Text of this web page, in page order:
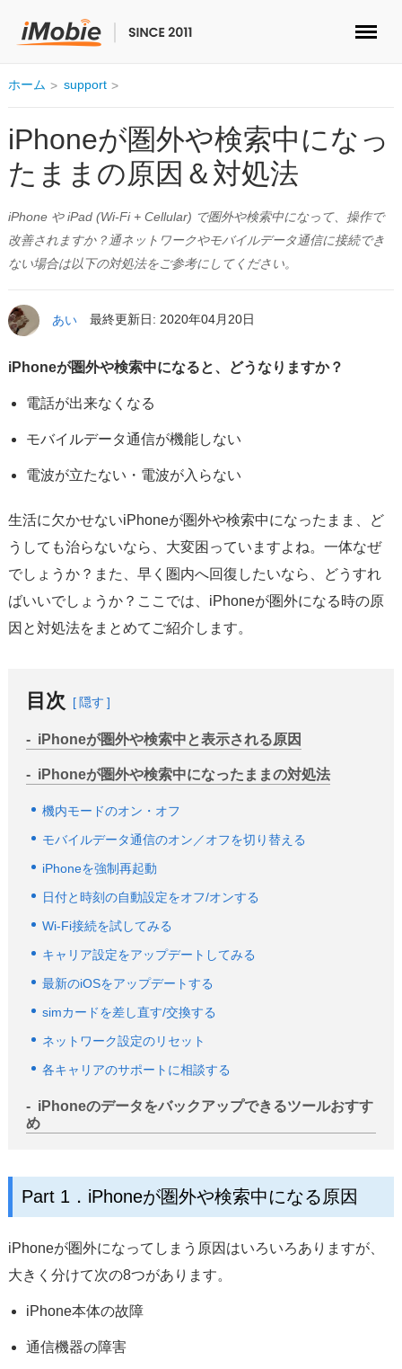
ロック解除&データ復元
データ転送
マルチメディア
便利ツール
ソリューション
ストア
ダウンロード
サポート
ホーム support
iPhoneが圏外や検索中になっ
たままの原因＆対処法
iPhone や iPad (Wi-Fi + Cellular) で圏外や検索中になって、操作で
改善されますか？通ネットワークやモバイルデータ通信に接続でき
ない場合は以下の対処法をご参考にしてください。
あい 最終更新日: 2020年04月20日
iPhoneが圏外や検索中になると、どうなりますか？
電話が出来なくなる
モバイルデータ通信が機能しない
電波が立たない・電波が入らない
生活に欠かせないiPhoneが圏外や検索中になったまま、ど
うしても治らないなら、大変困っていますよね。一体なぜ
でしょうか？また、早く圏内へ回復したいなら、どうすれ
ばいいでしょうか？ここでは、iPhoneが圏外になる時の原
因と対処法をまとめてご紹介します。
目次 隠す
iPhoneが圏外や検索中と表示される原因
iPhoneが圏外や検索中になったままの対処法
機内モードのオン・オフ
モバイルデータ通信のオン／オフを切り替える
iPhoneを強制再起動
日付と時刻の自動設定をオフ/オンする
Wi-Fi接続を試してみる
キャリア設定をアップデートしてみる
最新のiOSをアップデートする
simカードを差し直す/交換する
ネットワーク設定のリセット
各キャリアのサポートに相談する
iPhoneのデータをバックアップできるツールおすす
め
Part 1．iPhoneが圏外や検索中になる原因
iPhoneが圏外になってしまう原因はいろいろありますが、
大きく分けて次の8つがあります。
iPhone本体の故障
通信機器の障害